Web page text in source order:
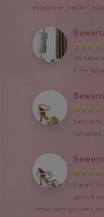
abgegeben werden
Ich habe
4 cm
Sehr gute
zufrieden
Diesen
gekauft
immer sehr gut, sind